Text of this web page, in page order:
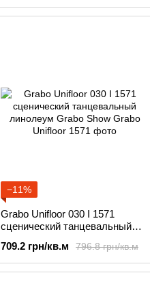
−11%
Grabo Unifloor 030 I 1571
сценический танцевальный
796.8 грн/кв.м
709.2 грн/кв.м